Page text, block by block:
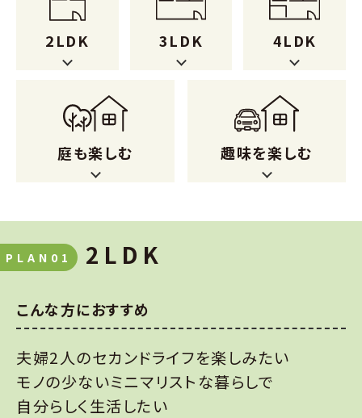
2LDK 3LDK 4LDK
庭も楽しむ 趣味を楽しむ
PLAN01 2LDK
こんな方におすすめ
夫婦2人のセカンドライフを楽しみたい
モノの少ないミニマリストな暮らしで
自分らしく生活したい